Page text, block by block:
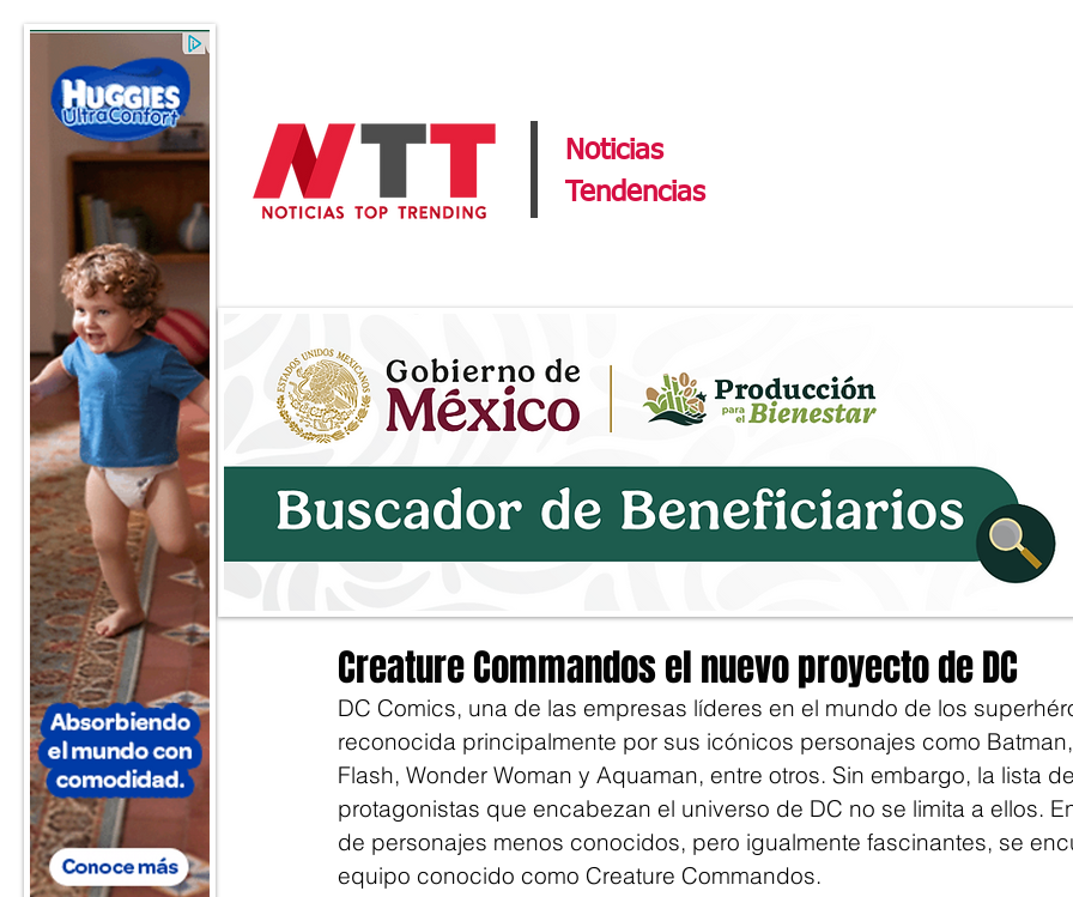
Noticias
Tendencias
Creature Commandos el nuevo proyecto de DC
DC Comics, una de las empresas líderes en el mundo de los
reconocida principalmente por sus icónicos personajes como
Flash, Wonder Woman y Aquaman, entre otros. Sin embargo, la lista de
protagonistas que encabezan el universo de DC no se limita a ellos.
de personajes menos conocidos, pero igualmente fascinantes, se
equipo conocido como Creature Commandos.